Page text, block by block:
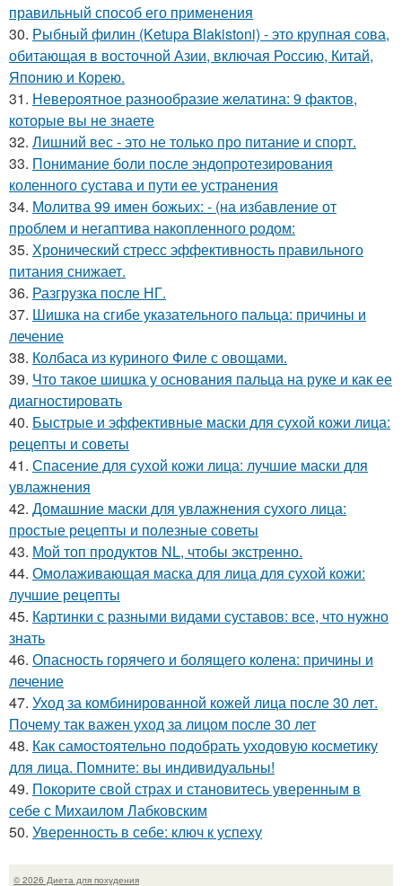
правильный способ его применения
30. Рыбный филин (Ketupa Blakistoni) - это крупная сова,
обитающая в восточной Азии, включая Россию, Китай,
Японию и Корею.
31. Невероятное разнообразие желатина: 9 фактов,
которые вы не знаете
32. Лишний вес - это не только про питание и спорт.
33. Понимание боли после эндопротезирования
коленного сустава и пути ее устранения
34. Молитва 99 имен божьих: - (на избавление от
проблем и негаптива накопленного родом:
35. Хронический стресс эффективность правильного
питания снижает.
36. Разгрузка после НГ.
37. Шишка на сгибе указательного пальца: причины и
лечение
38. Колбаса из куриного Филе с овощами.
39. Что такое шишка у основания пальца на руке и как ее
диагностировать
40. Быстрые и эффективные маски для сухой кожи лица:
рецепты и советы
41. Спасение для сухой кожи лица: лучшие маски для
увлажнения
42. Домашние маски для увлажнения сухого лица:
простые рецепты и полезные советы
43. Мой топ продуктов NL, чтобы экстренно.
44. Омолаживающая маска для лица для сухой кожи:
лучшие рецепты
45. Картинки с разными видами суставов: все, что нужно
знать
46. Опасность горячего и болящего колена: причины и
лечение
47. Уход за комбинированной кожей лица после 30 лет.
Почему так важен уход за лицом после 30 лет
48. Как самостоятельно подобрать уходовую косметику
для лица. Помните: вы индивидуальны!
49. Покорите свой страх и становитесь уверенным в
себе с Михаилом Лабковским
50. Уверенность в себе: ключ к успеху
© 2026 Диета для похудения